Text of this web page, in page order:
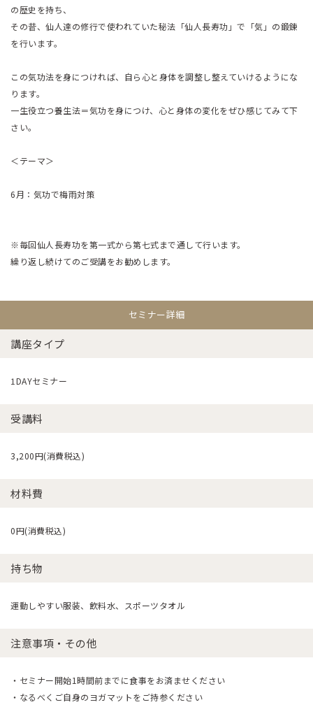
の歴史を持ち、
その昔、仙人達の修行で使われていた秘法「仙人長寿功」で「気」の鍛錬
を行います。
この気功法を身につければ、自ら心と身体を調整し整えていけるようにな
ります。
一生役立つ養生法＝気功を身につけ、心と身体の変化をぜひ感じてみて下
さい。
＜テーマ＞
6月：気功で梅雨対策
※毎回仙人長寿功を第一式から第七式まで通して行います。
繰り返し続けてのご受講をお勧めします。
セミナー詳細
講座タイプ
1DAYセミナー
受講料
3,200円(消費税込)
材料費
0円(消費税込)
持ち物
運動しやすい服装、飲料水、スポーツタオル
注意事項・その他
・セミナー開始1時間前までに食事をお済ませください
・なるべくご自身のヨガマットをご持参ください